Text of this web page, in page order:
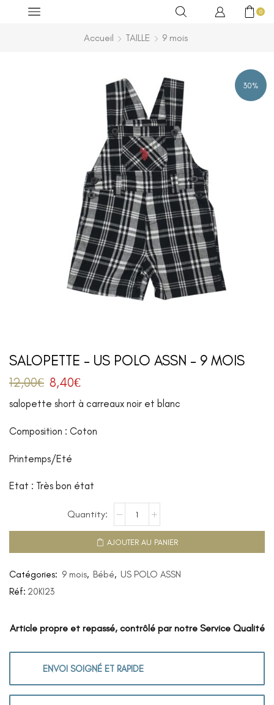
0
Accueil TAILLE 9 mois
30%
SALOPETTE – US POLO ASSN – 9 MOIS
12,00€ 8,40€
salopette short à carreaux noir et blanc
Composition : Coton
Printemps/Eté
Etat : Très bon état
AJOUTER AU PANIER
Catégories: 9 mois, Bébé, US POLO ASSN
Réf: 20KI23
Article propre et repassé, contrôlé par notre Service Qualité
ENVOI SOIGNÉ ET RAPIDE